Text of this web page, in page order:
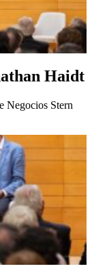
Haidt
Negocios Stern